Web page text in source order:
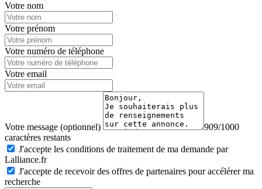
Votre nom
Votre prénom
Votre numéro de téléphone
Votre email
Votre message (optionnel)
909/1000
caractères restants
J'accepte les conditions de traitement de ma demande par
Lalliance.fr
J'accepte de recevoir des offres de partenaires pour accélérer ma
recherche